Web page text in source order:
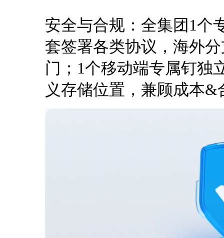
安全与合规：全集团1个
套签署各类协议，海外
门；1个移动端专属钉独
义存储位置，兼顾成本&